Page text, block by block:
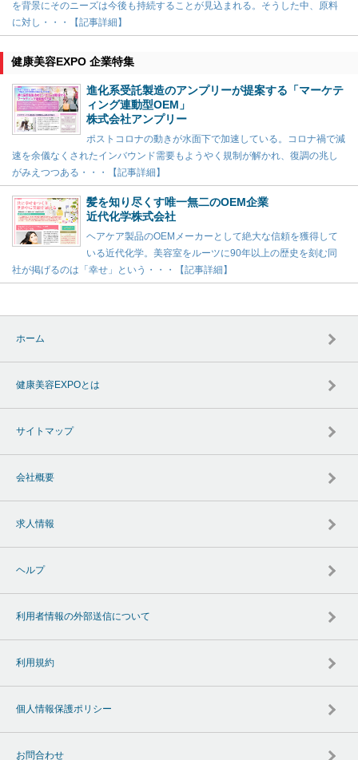
を背景にそのニーズは今後も持続することが見込まれる。そうした中、原料
に対し・・・【記事詳細】
健康美容EXPO 企業特集
進化系受託製造のアンプリーが提案する「マーケテ
ィング連動型OEM」
株式会社アンプリー
ポストコロナの動きが水面下で加速している。コロナ禍で減
速を余儀なくされたインバウンド需要もようやく規制が解かれ、復調の兆し
がみえつつある・・・【記事詳細】
髪を知り尽くす唯一無二のOEM企業
近代化学株式会社
ヘアケア製品のOEMメーカーとして絶大な信頼を獲得して
いる近代化学。美容室をルーツに90年以上の歴史を刻む同
社が掲げるのは「幸せ」という・・・【記事詳細】
ホーム
健康美容EXPOとは
サイトマップ
会社概要
求人情報
ヘルプ
利用者情報の外部送信について
利用規約
個人情報保護ポリシー
お問合わせ